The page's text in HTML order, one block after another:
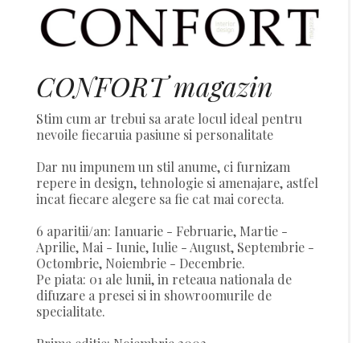
CONFORT magazin
Stim cum ar trebui sa arate locul ideal pentru
nevoile fiecaruia pasiune si personalitate
Dar nu impunem un stil anume, ci furnizam
repere in design, tehnologie si amenajare, astfel
incat fiecare alegere sa fie cat mai corecta.
6 aparitii/an: Ianuarie - Februarie, Martie -
Aprilie, Mai - Iunie, Iulie - August, Septembrie -
Octombrie, Noiembrie - Decembrie.
Pe piata: 01 ale lunii, in reteaua nationala de
difuzare a presei si in showroomurile de
specialitate.